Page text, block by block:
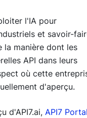
l'IA pour
et savoir-
la manière dont les
API dans leurs
où cette
d'aperçu.
d'API7.ai, API7